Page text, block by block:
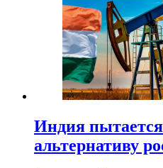
Индия
альтернативу